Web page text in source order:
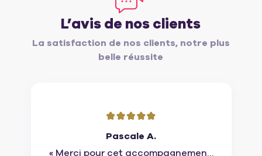
L’avis de nos clients
La satisfaction de nos clients, notre plus
belle réussite
Pascale A.
« Merci pour cet accompagnement.